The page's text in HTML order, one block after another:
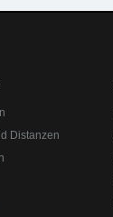
Distanzen